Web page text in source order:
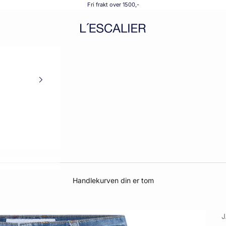
Fri frakt over 1500,-
L´ESCALIER
Handlekurven din er tom